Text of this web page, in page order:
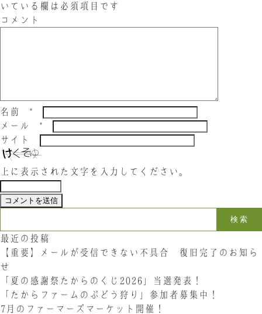
お問い合わせ
いている欄は必須項目です
コメント
名前 *
メール *
サイト
上に表示された文字を入力してください。
最近の投稿
【重要】メールが受信できない不具合 復旧完了のお知ら
せ
「夏の感謝祭たからのくじ2026」当選発表！
「たからファームのぶどう狩り」参加者募集中！
7月のファーマーズマーケット開催！